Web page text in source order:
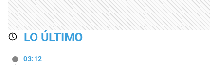
LO ÚLTIMO
03:12